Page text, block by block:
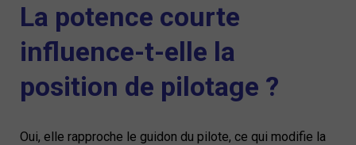
La potence courte
influence-t-elle la
position de pilotage ?
Oui, elle rapproche le guidon du pilote, ce qui modifie la